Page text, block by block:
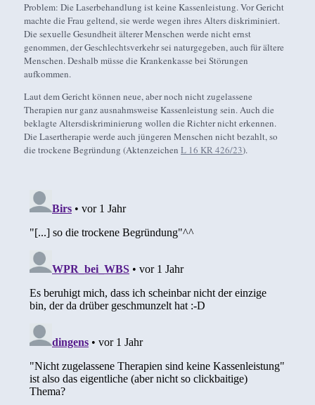
Problem: Die Laserbehandlung ist keine Kassenleistung. Vor Gericht
machte die Frau geltend, sie werde wegen ihres Alters diskriminiert.
Die sexuelle Gesundheit älterer Menschen werde nicht ernst
genommen, der Geschlechtsverkehr sei naturgegeben, auch für ältere
Menschen. Deshalb müsse die Krankenkasse bei Störungen
aufkommen.
Laut dem Gericht können neue, aber noch nicht zugelassene
Therapien nur ganz ausnahmsweise Kassenleistung sein. Auch die
beklagte Altersdiskriminierung wollen die Richter nicht erkennen.
Die Lasertherapie werde auch jüngeren Menschen nicht bezahlt, so
die trockene Begründung (AktenzeichenL 16 KR 426/23).